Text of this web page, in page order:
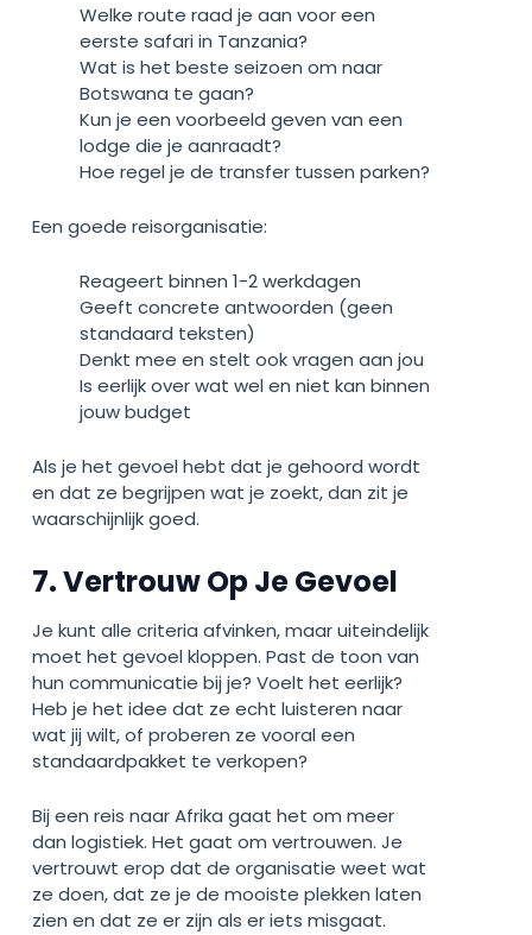
Welke route raad je aan voor een
eerste safari in Tanzania?
Wat is het beste seizoen om naar
Botswana te gaan?
Kun je een voorbeeld geven van een
lodge die je aanraadt?
Hoe regel je de transfer tussen parken?
Een goede reisorganisatie:
Reageert binnen 1-2 werkdagen
Geeft concrete antwoorden (geen
standaard teksten)
Denkt mee en stelt ook vragen aan jou
Is eerlijk over wat wel en niet kan binnen
jouw budget
Als je het gevoel hebt dat je gehoord wordt
en dat ze begrijpen wat je zoekt, dan zit je
waarschijnlijk goed.
7. Vertrouw Op Je Gevoel
Je kunt alle criteria afvinken, maar uiteindelijk
moet het gevoel kloppen. Past de toon van
hun communicatie bij je? Voelt het eerlijk?
Heb je het idee dat ze echt luisteren naar
wat jij wilt, of proberen ze vooral een
standaardpakket te verkopen?
Bij een reis naar Afrika gaat het om meer
dan logistiek. Het gaat om vertrouwen. Je
vertrouwt erop dat de organisatie weet wat
ze doen, dat ze je de mooiste plekken laten
zien en dat ze er zijn als er iets misgaat.